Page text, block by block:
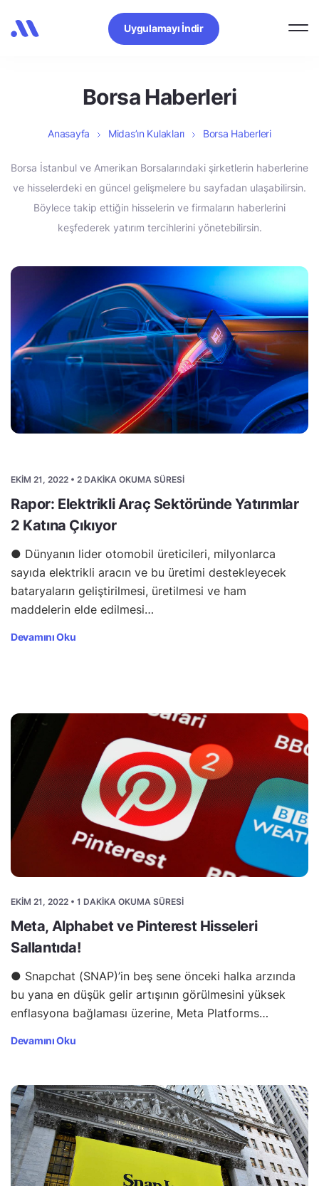
Uygulamayı İndir
Borsa Haberleri
Anasayfa Midas’ın Kulakları Borsa Haberleri
Borsa İstanbul ve Amerikan Borsalarındaki şirketlerin haberlerine
ve hisselerdeki en güncel gelişmelere bu sayfadan ulaşabilirsin.
Böylece takip ettiğin hisselerin ve firmaların haberlerini
keşfederek yatırım tercihlerini yönetebilirsin.
EKIM 21, 2022 • 2 DAKIKA OKUMA SÜRESI
Rapor: Elektrikli Araç Sektöründe Yatırımlar
2 Katına Çıkıyor
● Dünyanın lider otomobil üreticileri, milyonlarca
sayıda elektrikli aracın ve bu üretimi destekleyecek
bataryaların geliştirilmesi, üretilmesi ve ham
maddelerin elde edilmesi…
Devamını Oku
EKIM 21, 2022 • 1 DAKIKA OKUMA SÜRESI
Meta, Alphabet ve Pinterest Hisseleri
Sallantıda!
● Snapchat (SNAP)’in beş sene önceki halka arzında
bu yana en düşük gelir artışının görülmesini yüksek
enflasyona bağlaması üzerine, Meta Platforms…
Devamını Oku